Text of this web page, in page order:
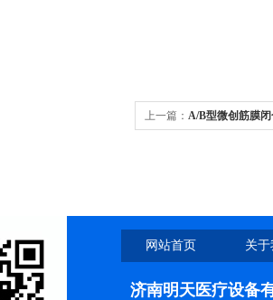
上一篇： A/B型微创筋膜
网站首页 关
济南明天医疗设备